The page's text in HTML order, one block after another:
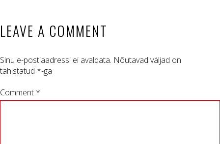
LEAVE A COMMENT
Sinu e-postiaadressi ei avaldata. Nõutavad väljad on
tähistatud *-ga
Comment *